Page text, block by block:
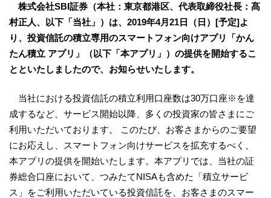
株式会社SBI証券（本社：東京都港区、代表取締役社長：髙
村正人、以下「当社」）は、2019年4月21日（日）[予定]よ
り、投資信託の積立専用のスマートフォン向けアプリ「かん
たん積立 アプリ」（以下「本アプリ」）の提供を開始するこ
とといたしましたので、お知らせいたします。
当社における投資信託の積立利用口座数は30万口座※を達
成するなど、サービス開始以降、多くの投資家の皆さまにご
利用いただいております。 このたび、お客さまからのご要望
にお応えし、スマートフォン向けサービスを拡充するべく、
本アプリの提供を開始いたします。本アプリでは、当社の証
券総合口座において、つみたてNISAも含めた「積立サービ
ス」をご利用いただいている投資信託を、お客さまのスマー